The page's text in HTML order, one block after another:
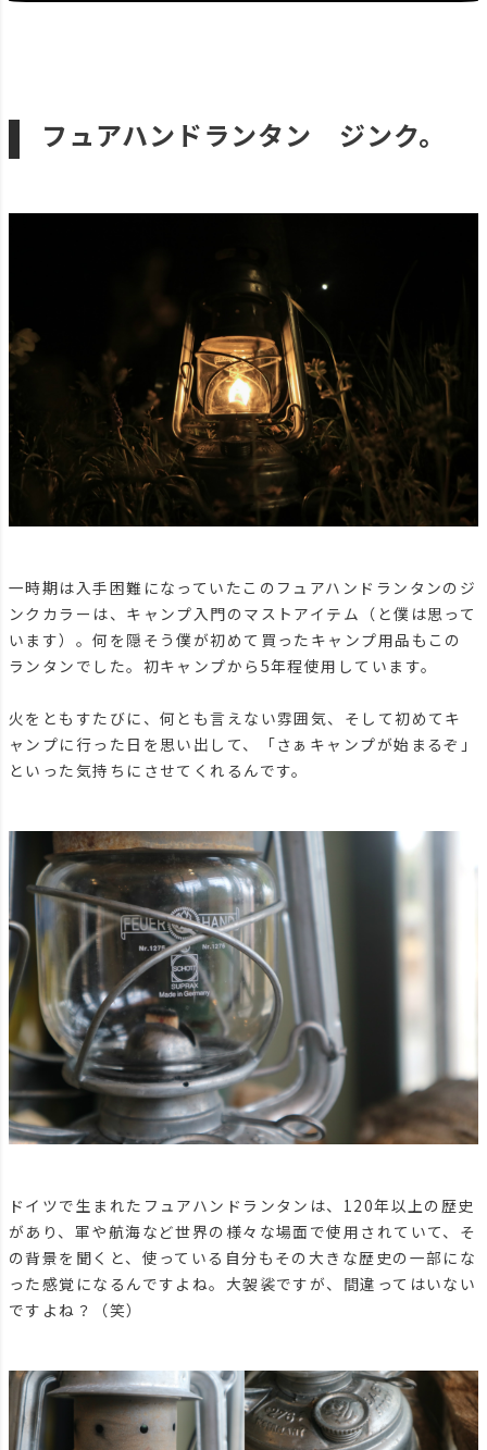
フュアハンドランタン ジンク。
一時期は入手困難になっていたこのフュアハンドランタンのジ
ンクカラーは、キャンプ入門のマストアイテム（と僕は思って
います）。何を隠そう僕が初めて買ったキャンプ用品もこの
ランタンでした。初キャンプから5年程使用しています。
火をともすたびに、何とも言えない雰囲気、そして初めてキ
ャンプに行った日を思い出して、「さぁキャンプが始まるぞ」
といった気持ちにさせてくれるんです。
ドイツで生まれたフュアハンドランタンは、120年以上の歴史
があり、軍や航海など世界の様々な場面で使用されていて、そ
の背景を聞くと、使っている自分もその大きな歴史の一部にな
った感覚になるんですよね。大袈裟ですが、間違ってはいない
ですよね？（笑）